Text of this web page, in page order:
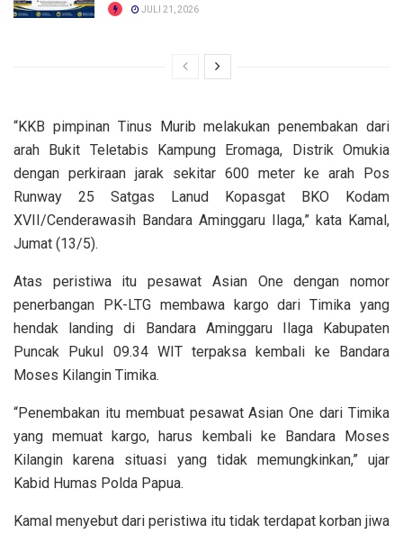
JULI 21, 2026
“KKB pimpinan Tinus Murib melakukan penembakan dari
arah Bukit Teletabis Kampung Eromaga, Distrik Omukia
dengan perkiraan jarak sekitar 600 meter ke arah Pos
Runway 25 Satgas Lanud Kopasgat BKO Kodam
XVII/Cenderawasih Bandara Aminggaru Ilaga,” kata Kamal,
Jumat (13/5).
Atas peristiwa itu pesawat Asian One dengan nomor
penerbangan PK-LTG membawa kargo dari Timika yang
hendak landing di Bandara Aminggaru Ilaga Kabupaten
Puncak Pukul 09.34 WIT terpaksa kembali ke Bandara
Moses Kilangin Timika.
“Penembakan itu membuat pesawat Asian One dari Timika
yang memuat kargo, harus kembali ke Bandara Moses
Kilangin karena situasi yang tidak memungkinkan,” ujar
Kabid Humas Polda Papua.
Kamal menyebut dari peristiwa itu tidak terdapat korban jiwa